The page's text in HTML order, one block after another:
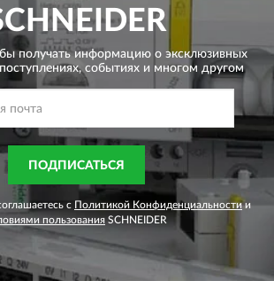
получать информацию о эксклюзивных
поступлениях, событиях и многом другом
ПОДПИСАТЬСЯ
с Политикой Конфиденциальности и
пользованияSCHNEIDER